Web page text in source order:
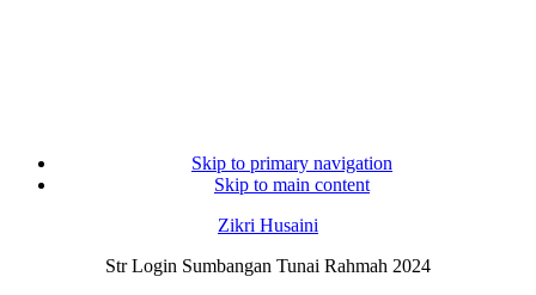
Skip to primary navigation
Skip to main content
Zikri Husaini
Str Login Sumbangan Tunai Rahmah 2024